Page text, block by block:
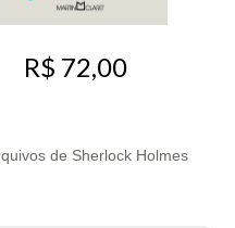
R$ 72,00
de Sherlock Holmes